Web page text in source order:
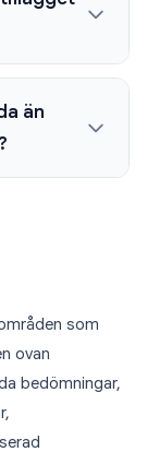
än
som
ovan
bedömningar,